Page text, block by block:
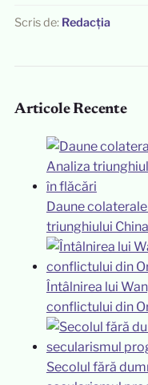
Scris de: Redacția
Articole Recente
Daune
triunghiului
Întâlnirea lui
conflictului din
Secolul fără